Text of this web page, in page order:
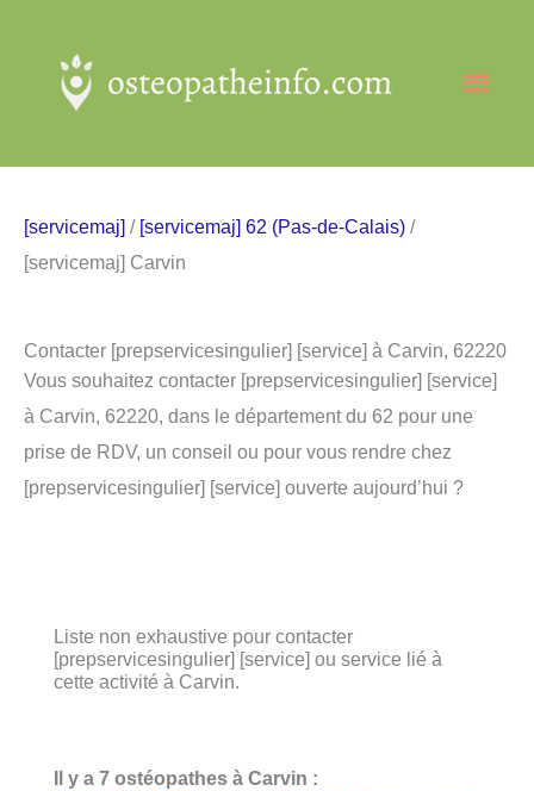
contenu
[servicemaj] / [servicemaj] 62 (Pas-de-Calais) /
[servicemaj] Carvin
Contacter [prepservicesingulier] [service] à Carvin, 62220
Vous souhaitez contacter [prepservicesingulier] [service]
à Carvin, 62220, dans le département du 62 pour une
prise de RDV, un conseil ou pour vous rendre chez
[prepservicesingulier] [service] ouverte aujourd’hui ?
Liste non exhaustive pour contacter
[prepservicesingulier] [service] ou service lié à
cette activité à Carvin.
Il y a 7 ostéopathes à Carvin :